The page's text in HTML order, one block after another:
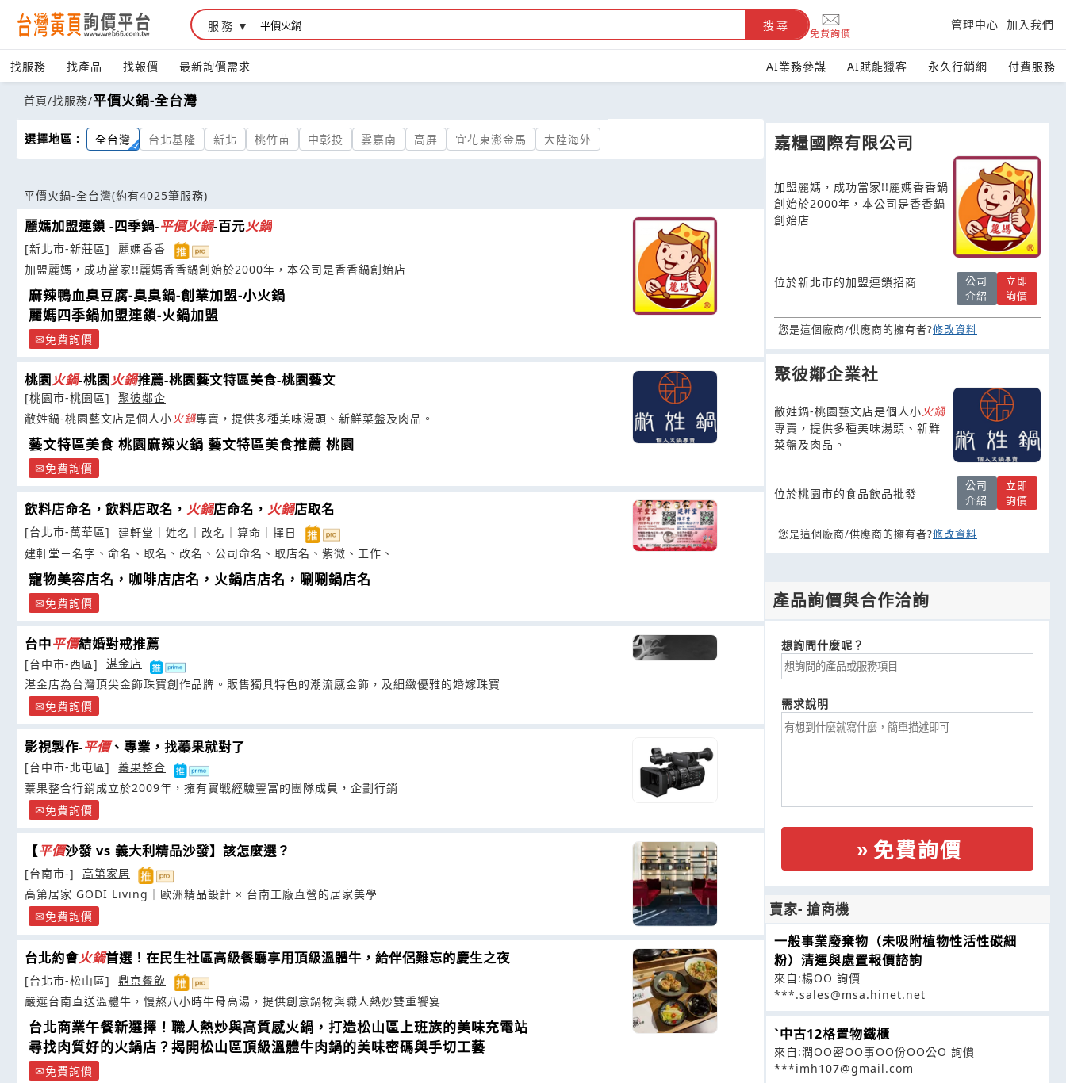
服務 搜尋
免費詢價
管理中心 加入我們
找服務 找產品 找報價 最新詢價需求 AI業務參謀 AI賦能獵客 永久行銷網 付費服務
首頁/找服務/平價火鍋-全台灣
選擇地區 : 全台灣 台北基隆 新北 桃竹苗 中彰投 雲嘉南 高屏 宜花東澎金馬 大陸海外
平價火鍋-全台灣(約有4025筆服務)
麗媽加盟連鎖 -四季鍋-平價火鍋-百元火鍋
[新北市-新莊區]
麗媽香香
加盟麗媽，成功當家!!麗媽香香鍋創始於2000年，本公司是香香鍋創始店
麻辣鴨血臭豆腐-臭臭鍋-創業加盟-小火鍋
麗媽四季鍋加盟連鎖-火鍋加盟
免費詢價
桃園火鍋-桃園火鍋推薦-桃園藝文特區美食-桃園藝文
[桃園市-桃園區]
聚彼鄰企
敝姓鍋-桃園藝文店是個人小火鍋專賣，提供多種美味湯頭、新鮮菜盤及肉品。
藝文特區美食 桃園麻辣火鍋 藝文特區美食推薦 桃園
免費詢價
飲料店命名，飲料店取名， 火鍋店命名， 火鍋店取名
[台北市-萬華區]
建軒堂｜姓名｜改名｜算命｜擇日
建軒堂－名字、命名、取名、改名、公司命名、取店名、紫微、工作、
寵物美容店名，咖啡店店名，火鍋店店名，唰唰鍋店名
免費詢價
台中平價結婚對戒推薦
[台中市-西區]
湛金店
湛金店為台灣頂尖金飾珠寶創作品牌。販售獨具特色的潮流感金飾，及細緻優雅的婚嫁珠寶
免費詢價
影視製作-平價、專業，找蓁果就對了
[台中市-北屯區]
蓁果整合
蓁果整合行銷成立於2009年，擁有實戰經驗豐富的團隊成員，企劃行銷
免費詢價
【平價沙發 vs 義大利精品沙發】該怎麼選？
[台南市-]
高第家居
高第居家 GODI Living｜歐洲精品設計 × 台南工廠直營的居家美學
免費詢價
台北約會火鍋首選！在民生社區高級餐廳享用頂級溫體牛，給伴侶難忘的慶生之夜
[台北市-松山區]
鼎京餐飲
嚴選台南直送溫體牛，慢熬八小時牛骨高湯，提供創意鍋物與職人熱炒雙重饗宴
台北商業午餐新選擇！職人熱炒與高質感火鍋，打造松山區上班族的美味充電站
尋找肉質好的火鍋店？揭開松山區頂級溫體牛肉鍋的美味密碼與手切工藝
免費詢價
嘉糧國際有限公司
加盟麗媽，成功當家!!麗媽香香鍋
創始於2000年，本公司是香香鍋
創始店
位於新北市的加盟連鎖招商
公司
介紹
立即
詢價
您是這個廠商/供應商的擁有者?修改資料
聚彼鄰企業社
敝姓鍋-桃園藝文店是個人小火鍋
專賣，提供多種美味湯頭、新鮮
菜盤及肉品。
位於桃園市的食品飲品批發
公司
介紹
立即
詢價
您是這個廠商/供應商的擁有者?修改資料
產品詢價與合作洽詢
想詢問什麼呢？
需求說明
免費詢價
賣家- 搶商機
一般事業廢棄物（未吸附植物性活性碳細
粉）清運與處置報價諮詢
來自:楊OO 詢價
***.sales@msa.hinet.net
ˋ中古12格置物鐵櫃
來自:潤OO密OO事OO份OO公O 詢價
***imh107@gmail.com